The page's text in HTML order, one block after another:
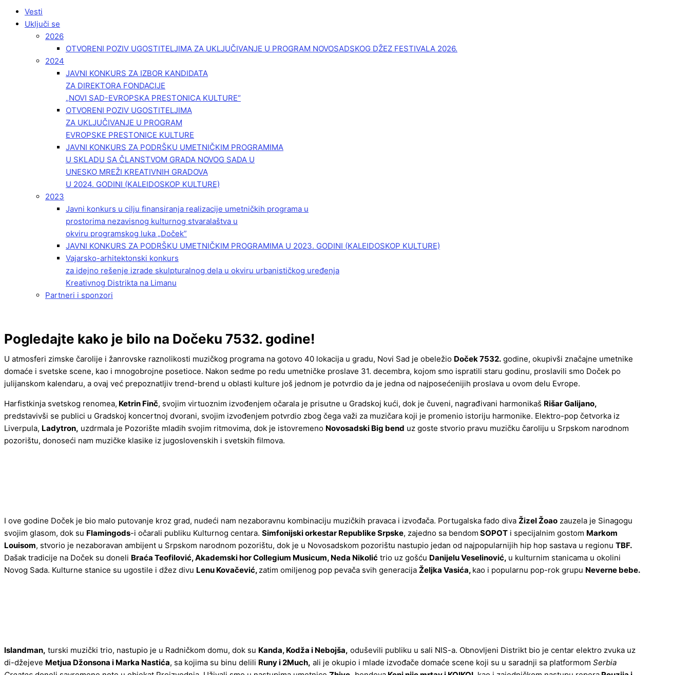
Vesti
Uključi se
2026
OTVORENI POZIV UGOSTITELJIMA ZA UKLJUČIVANJE U PROGRAM NOVOSADSKOG DŽEZ FESTIVALA 2026.
2024
JAVNI KONKURS ZA IZBOR KANDIDATA
ZA DIREKTORA FONDACIJE
„NOVI SAD-EVROPSKA PRESTONICA KULTURE“
OTVORENI POZIV UGOSTITELJIMA
ZA UKLJUČIVANJE U PROGRAM
EVROPSKE PRESTONICE KULTURE
JAVNI KONKURS ZA PODRŠKU UMETNIČKIM PROGRAMIMA
U SKLADU SA ČLANSTVOM GRADA NOVOG SADA U
UNESKO MREŽI KREATIVNIH GRADOVA
U 2024. GODINI (KALEIDOSKOP KULTURE)
2023
Javni konkurs u cilju finansiranja realizacije umetničkih programa u
prostorima nezavisnog kulturnog stvaralaštva u
okviru programskog luka „Doček”
JAVNI KONKURS ZA PODRŠKU UMETNIČKIM PROGRAMIMA U 2023. GODINI (KALEIDOSKOP KULTURE)
Vajarsko-arhitektonski konkurs
za idejno rešenje izrade skulpturalnog dela u okviru urbanističkog uređenja
Kreativnog Distrikta na Limanu
Partneri i sponzori
Pogledajte kako je bilo na Dočeku 7532. godine!
U atmosferi zimske čarolije i žanrovske raznolikosti muzičkog programa na gotovo 40 lokacija u gradu, Novi Sad je obeležio Doček 7532. godine, okupivši značajne umetnike
domaće i svetske scene, kao i mnogobrojne posetioce. Nakon sedme po redu umetničke proslave 31. decembra, kojom smo ispratili staru godinu, proslavili smo Doček po
julijanskom kalendaru, a ovaj već prepoznatljiv trend-brend u oblasti kulture još jednom je potvrdio da je jedna od najposećenijih proslava u ovom delu Evrope.
Harfistkinja svetskog renomea, Ketrin Finč, svojim virtuoznim izvođenjem očarala je prisutne u Gradskoj kući, dok je čuveni, nagrađivani harmonikaš Rišar Galijano,
predstavivši se publici u Gradskoj koncertnoj dvorani, svojim izvođenjem potvrdio zbog čega važi za muzičara koji je promenio istoriju harmonike. Elektro-pop četvorka iz
Liverpula, Ladytron, uzdrmala je Pozorište mladih svojim ritmovima, dok je istovremeno Novosadski Big bend uz goste stvorio pravu muzičku čaroliju u Srpskom narodnom
pozorištu, donoseći nam muzičke klasike iz jugoslovenskih i svetskih filmova.
I ove godine Doček je bio malo putovanje kroz grad, nudeći nam nezaboravnu kombinaciju muzičkih pravaca i izvođača. Portugalska fado diva Žizel Žoao zauzela je Sinagogu
svojim glasom, dok su Flamingods-i očarali publiku Kulturnog centara. Simfonijski orkestar Republike Srpske, zajedno sa bendom SOPOT i specijalnim gostom Markom
Louisom, stvorio je nezaboravan ambijent u Srpskom narodnom pozorištu, dok je u Novosadskom pozorištu nastupio jedan od najpopularnijih hip hop sastava u regionu TBF.
Dašak tradicije na Doček su doneli Braća Teofilović, Akademski hor Collegium Musicum, Neda Nikolić trio uz gošću Danijelu Veselinović, u kulturnim stanicama u okolini
Novog Sada. Kulturne stanice su ugostile i džez divu Lenu Kovačević, zatim omiljenog pop pevača svih generacija Željka Vasića, kao i popularnu pop-rok grupu Neverne bebe.
Islandman, turski muzički trio, nastupio je u Radničkom domu, dok su Kanda, Kodža i Nebojša, oduševili publiku u sali NIS-a. Obnovljeni Distrikt bio je centar elektro zvuka uz
di-džejeve Metjua Džonsona i Marka Nastića, sa kojima su binu delili Runy i 2Much, ali je okupio i mlade izvođače domaće scene koji su u saradnji sa platformom Serbia